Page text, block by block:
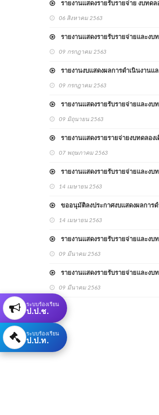
รายงานแสดงรายรับรายจ่าย งบทดล
06 สิงหาคม 2563
รายงานแสดงรายรับรายจ่ายและงบ
09 กรกฎาคม 2563
รายงานงบแสดงผลการดำเนินงานแล
09 กรกฎาคม 2563
รายงานแสดงรายรับรายจ่ายและงบ
09 มิถุนายน 2563
รายงานแสดงรายรายจ่ายงบทดลอง
07 พฤษภาคม 2563
รายงานแสดงรายรับรายจ่ายและงบ
14 เมษายน 2563
ขออนุมัติลงประกาศงบแสดงผลการด
14 เมษายน 2563
รายงานแสดงรายรับรายจ่ายและงบ
09 มีนาคม 2563
รายงานแสดงรายรับรายจ่ายและงบ
09 มีนาคม 2563
ระบบร้องเรียน
ป.ป.ช.
ระบบร้องเรียน
ป.ป.ท.